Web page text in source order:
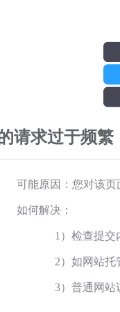
请求过于频繁
可能原因：您对该
如何解决：
1）检查提交
2）如网站托
3）普通网站